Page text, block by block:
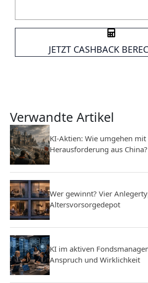
JETZT CASHBACK
Verwandte Artikel
KI-Aktien: Wie umgehen mit
Herausforderung aus China?
Wer gewinnt? Vier
Altersvorsorgedepot
KI im aktiven
Anspruch und Wirklichkeit